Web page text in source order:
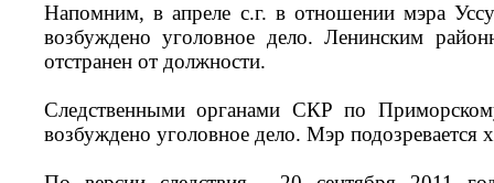
Напомним, в апреле с.г. в отношении мэра
возбуждено уголовное дело. Ленинским
отстранен от должности.
Следственными органами СКР по
возбуждено уголовное дело. Мэр подозревается